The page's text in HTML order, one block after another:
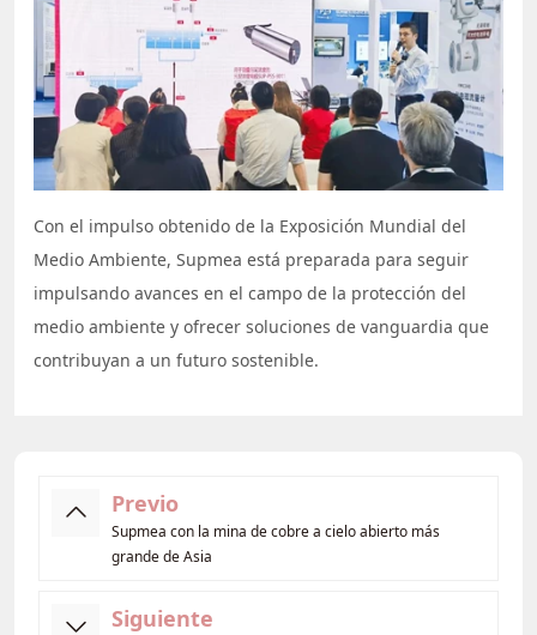
Con el impulso obtenido de la Exposición Mundial del
Medio Ambiente, Supmea está preparada para seguir
impulsando avances en el campo de la protección del
medio ambiente y ofrecer soluciones de vanguardia que
contribuyan a un futuro sostenible.
Previo
Supmea con la mina de cobre a cielo abierto más
grande de Asia
Siguiente